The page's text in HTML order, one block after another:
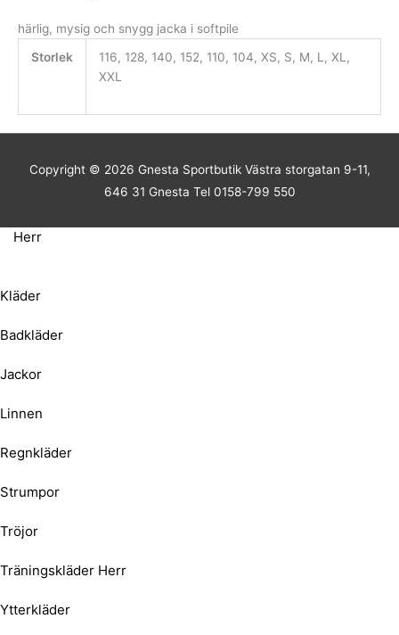
härlig, mysig och snygg jacka i softpile
Storlek
116, 128, 140, 152, 110, 104, XS, S, M, L, XL,
XXL
Copyright © 2026 Gnesta SportbutikVästra storgatan 9-11,
646 31 Gnesta Tel 0158-799 550
Herr
Kläder
Badkläder
Jackor
Linnen
Regnkläder
Strumpor
Tröjor
Träningskläder Herr
Ytterkläder